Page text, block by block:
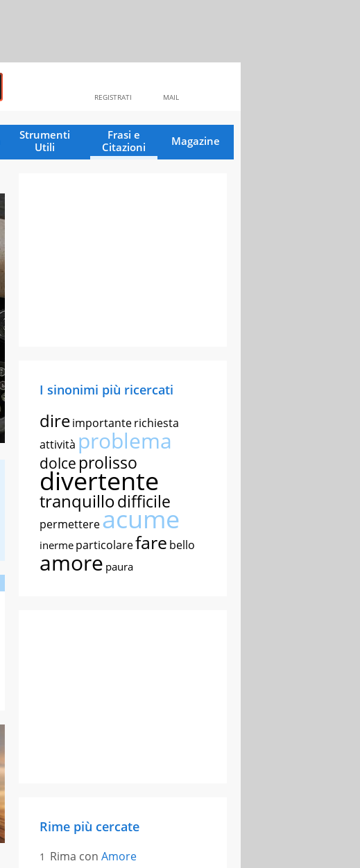
MAIL
REGISTRATI
Strumenti
Utili
Frasi e
Citazioni
Magazine
I sinonimi più ricercati
direimportanterichiesta
attività problema
dolce prolisso
divertente
tranquillodifficile
permettereacume
inerme particolarefare bello
amore paura
Rime più cercate
Rima con Amore